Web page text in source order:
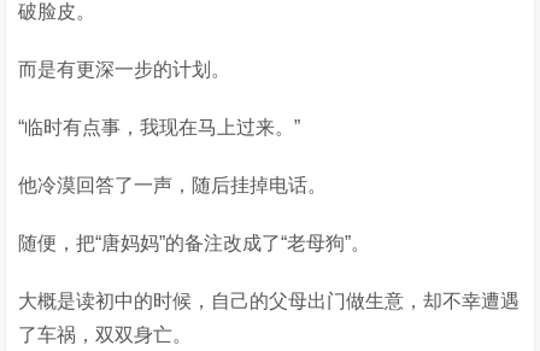
破脸皮。
而是有更深一步的计划。
“临时有点事，我现在马上过来。”
他冷漠回答了一声，随后挂掉电话。
随便，把“唐妈妈”的备注改成了“老母狗”。
大概是读初中的时候，自己的父母出门做生意，却不幸遭遇
了车祸，双双身亡。